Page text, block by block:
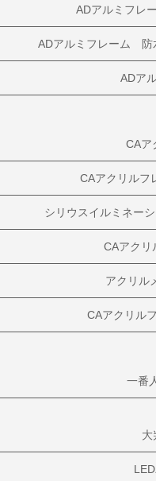
ADアルミフレ
ADアルミフレーム 防
ADア
CAア
CAアクリルフ
シリウスイルミネー
CAアクリ
アクリル
CAアクリル
一番
大